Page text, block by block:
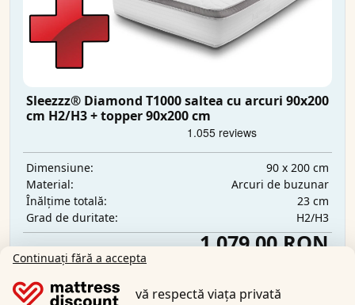
Sleezzz® Diamond T1000 saltea cu arcuri 90x200
cm H2/H3 + topper 90x200 cm
Dimensiune:
90 x 200 cm
Material:
Arcuri de buzunar
Înălțime totală:
23 cm
Grad de duritate:
H2/H3
1.079,00 RON
Transport gratuit
Continuați fără a accepta
vă respectă viața privată